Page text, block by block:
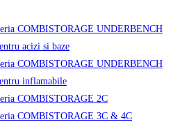
COMBISTORAGE UNDERBENCH
acizi si baze
COMBISTORAGE UNDERBENCH
inflamabile
COMBISTORAGE 2C
COMBISTORAGE 3C & 4C